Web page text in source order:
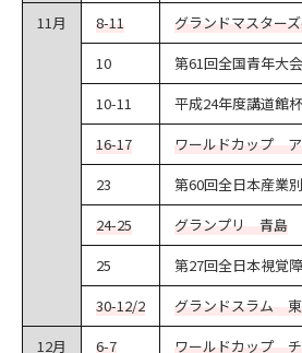
11月
8-11
グランドマスター
10
第61回全国青年大
10-11
平成24年度講道館
16-17
ワールドカップ
23
第60回全日本産業
24-25
グランプリ 青島
25
第27回全日本視覚
30-12/2
グランドスラム 東
12月
6-7 ワールドカップ